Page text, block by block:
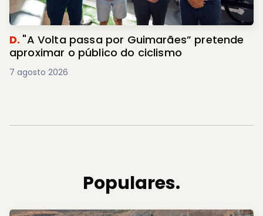
D. "A Volta passa por Guimarães” pretende
aproximar o público do ciclismo
7 agosto 2026
Populares.